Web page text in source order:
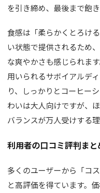
を引き締め、最後まで飽
食感は「柔らかくとろけ
い状態で提供されるため
な爽やかさも感じられま
用いられるサボイアルデ
り、しっかりとコーヒー
わいは大人向けですが、
バランスが万人受けする
利用者の口コミ評判ま
多くのユーザーから「コ
と高評価を得ています。